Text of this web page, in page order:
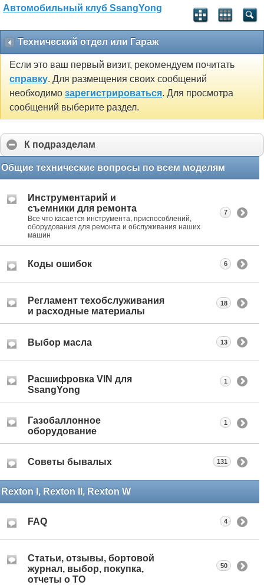
Автомобильный клуб SsangYong
Технический отдел или Гараж
Если это ваш первый визит, рекомендуем почитать
справку. Для размещения своих сообщений
необходимо зарегистрироваться. Для просмотра
сообщений выберите раздел.
К подразделам
Общие технические вопросы по всем моделям
Инструментарий и
съемники для ремонта
Все что касается инструмента, приспособлений,
оборудования для ремонта и обслуживания наших
машин
7
Коды ошибок 6
Регламент техобслуживания
и расходные материалы
18
Выбор масла 13
Расшифровка VIN для
SsangYong
1
Газобаллонное
оборудование
1
Советы бывалых 131
Rexton I, Rexton II, Rexton W
FAQ 4
Статьи, отзывы, бортовой
журнал, выбор, покупка,
отчеты о ТО
50